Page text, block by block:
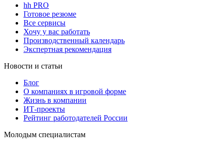
hh PRO
Готовое резюме
Все сервисы
Хочу у вас работать
Производственный календарь
Экспертная рекомендация
Новости и статьи
Блог
О компаниях в игровой форме
Жизнь в компании
ИТ-проекты
Рейтинг работодателей России
Молодым специалистам